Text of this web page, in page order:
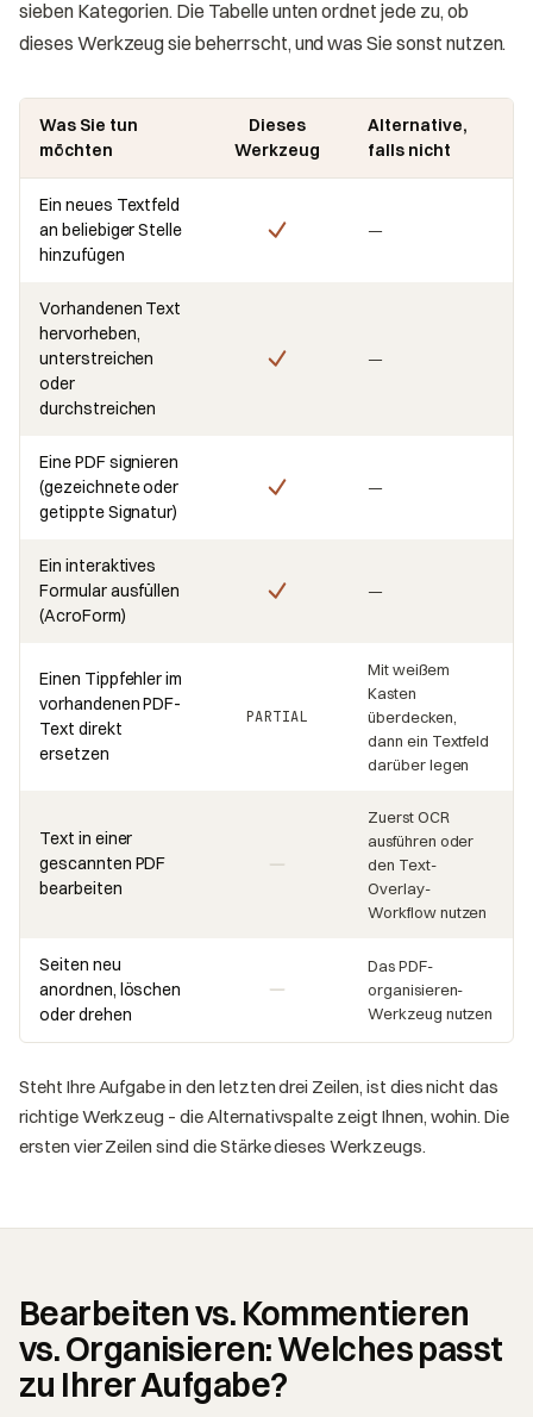
sieben Kategorien. Die Tabelle unten ordnet jede zu, ob
dieses Werkzeug sie beherrscht, und was Sie sonst nutzen.
Was Sie tun
möchten
Dieses
Werkzeug
Alternative,
falls nicht
Ein neues Textfeld
an beliebiger Stelle
hinzufügen
—
Vorhandenen Text
hervorheben,
unterstreichen
oder
durchstreichen
—
Eine PDF signieren
(gezeichnete oder
getippte Signatur)
—
Ein interaktives
Formular ausfüllen
(AcroForm)
—
Einen Tippfehler im
vorhandenen PDF-
Text direkt
ersetzen
PARTIAL
Mit weißem
Kasten
überdecken,
dann ein Textfeld
darüber legen
Text in einer
gescannten PDF
bearbeiten
Zuerst OCR
ausführen oder
den Text-
Overlay-
Workflow nutzen
Seiten neu
anordnen, löschen
oder drehen
Das PDF-
organisieren-
Werkzeug nutzen
Steht Ihre Aufgabe in den letzten drei Zeilen, ist dies nicht das
richtige Werkzeug – die Alternativspalte zeigt Ihnen, wohin. Die
ersten vier Zeilen sind die Stärke dieses Werkzeugs.
Bearbeiten vs. Kommentieren
vs. Organisieren: Welches passt
zu Ihrer Aufgabe?